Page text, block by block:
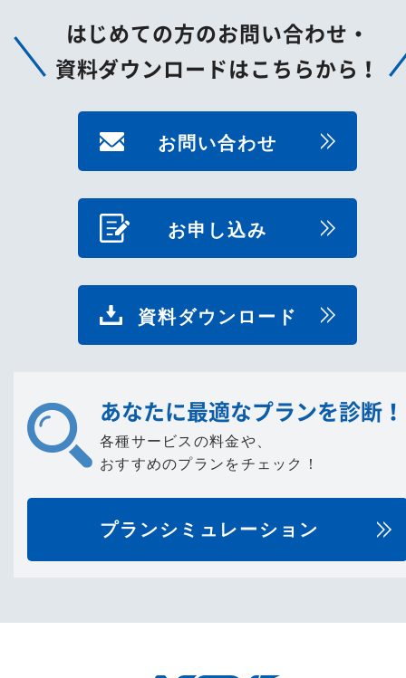
はじめての方のお問い合わせ・
資料ダウンロードはこちらから！
お問い合わせ
お申し込み
資料ダウンロード
あなたに最適なプランを診断！
各種サービスの料金や、
おすすめのプランをチェック！
プランシミュレーション